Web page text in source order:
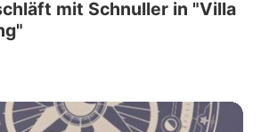
mit Schnuller in "Villa